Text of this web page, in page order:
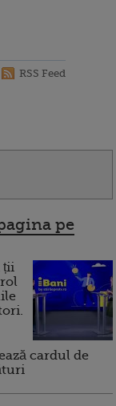
RSS Feed
pe
ții
cardul de